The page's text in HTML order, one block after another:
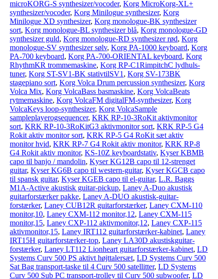
microKORG-S synthesizer/vocoder, Korg MicroKorg-XL+
synthesizer/vocoder, Korg Minilogue synthesizer, Korg
Minilogue XD synthesizer, Korg monologue-BK synthesizer
sort, Korg monologue-BL synthesizer blå, Korg monologue-GD
synthesizer guld, Korg monologue-RD synthesizer rød, Korg
monologue-SV synthesizer sølv, Korg PA-1000 keyboard, Korg
PA-700 keyboard, Korg PA-700-ORIENTAL keyboard, Korg
RhythmKR trommemaskine, Korg RP-C1RimpitchC lydhuls-
tuner, Korg ST-SV1-BK stativtilSV1 , Korg SV-173BK
stagepiano sort, Korg Volca Drum percussion synthesizer, Korg
Volca Mix, Korg VolcaBass basmaskine, Korg VolcaBeats
rytmemaskine, Korg VolcaFM digitalFM-synthesizer, Korg
VolcaKeys loop-synthesizer, Korg VolcaSample
sampleplayerogsequencer, KRK RP-10-3RoKit aktivmonitor
sort, KRK RP-10-3RoKitG3 aktivmonitor sort, KRK RP-5 G4
Rokit aktiv monitor sort, KRK RP-5 G4 RoKit sæt aktiv
monitor hvid, KRK RP-7 G4 Rokit aktiv monitor, KRK RP-8
G4 Rokit aktiv monitor, KS-10Z keyboardstativ, Kyser KBMB
capo til banjo / mandolin, Kyser KG12B capo til 12-strenget
guitar, Kyser KG6B capo til western-guitar, Kyser KGCB capo
til spansk guitar, Kyser KGEB capo til el-guitar, L.R. Baggs
M1A-Active akustisk guitar-pickup, Laney A-Duo akustisk
guitarforstærker pakke, Laney A-DUO akustisk-guitar-
forstærker, Laney CUB12R guitarforstærker, Laney CXM-110
monitor,10, Laney CXM-112 monitor,12, Laney CXM-115
monitor,15, Laney CXP-112 aktivmonitor,12, Laney CXP-115
aktivmonitor,15, Laney IRT112 guitarforstærker-kabinet, Laney
IRT15H guitarforstærker-top, Laney LA30D akustiskguitar-
forstærker, Laney LT112 Lionheart guitarforstærker-kabinet, LD
Systems Curv 500 PS aktivt højttalersæt, LD Systems Curv 500
Sat Bag transport-taske til 4 Curv 500 satellitter, LD Systems
Curv 500 Sub PC transport-trolley til Curv 500 subwoofer, LD